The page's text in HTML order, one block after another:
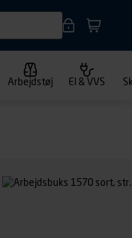
Arbejdstøj El & VVS